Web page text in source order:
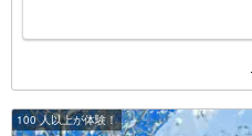
100 人以上が体験！